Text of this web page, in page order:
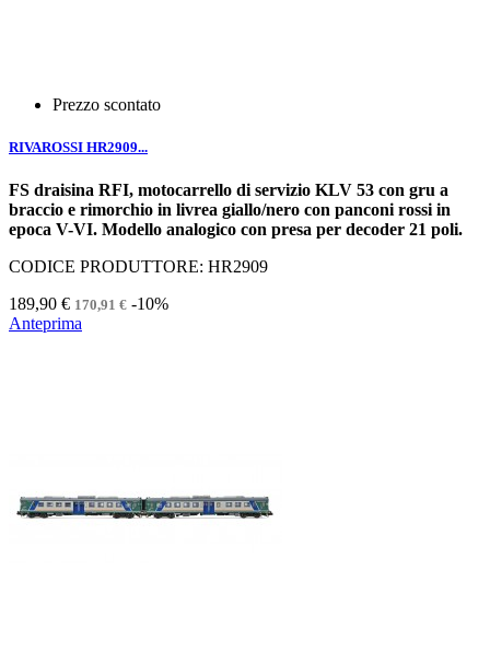
Prezzo scontato
RIVAROSSI HR2909...
FS draisina RFI, motocarrello di servizio KLV 53 con gru a
braccio e rimorchio in livrea giallo/nero con panconi rossi in
epoca V-VI. Modello analogico con presa per decoder 21 poli.
CODICE PRODUTTORE: HR2909
189,90 € 170,91 € -10%
Anteprima